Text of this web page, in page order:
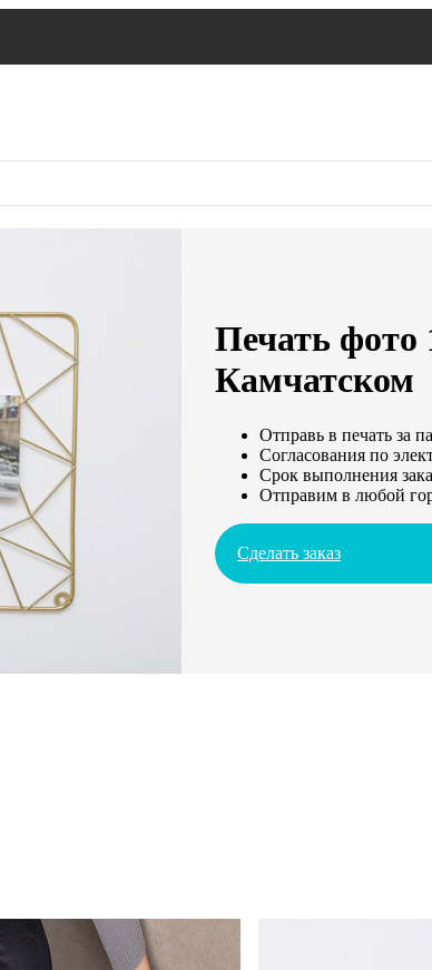
Печать фото
Камчатском
Отправь в печать за
Согласования по
Срок выполнения
Отправим в любой
Сделать заказ